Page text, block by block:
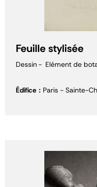
Feuille stylisée
Dessin Elément de
Édifice Paris - Sainte-